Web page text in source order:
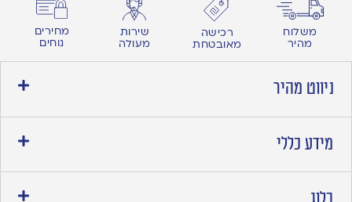
משלוח
מהיר
רכישה
מאובטחת
שירות
מעולה
מחירים
נוחים
ניווט מהיר
מידע כללי